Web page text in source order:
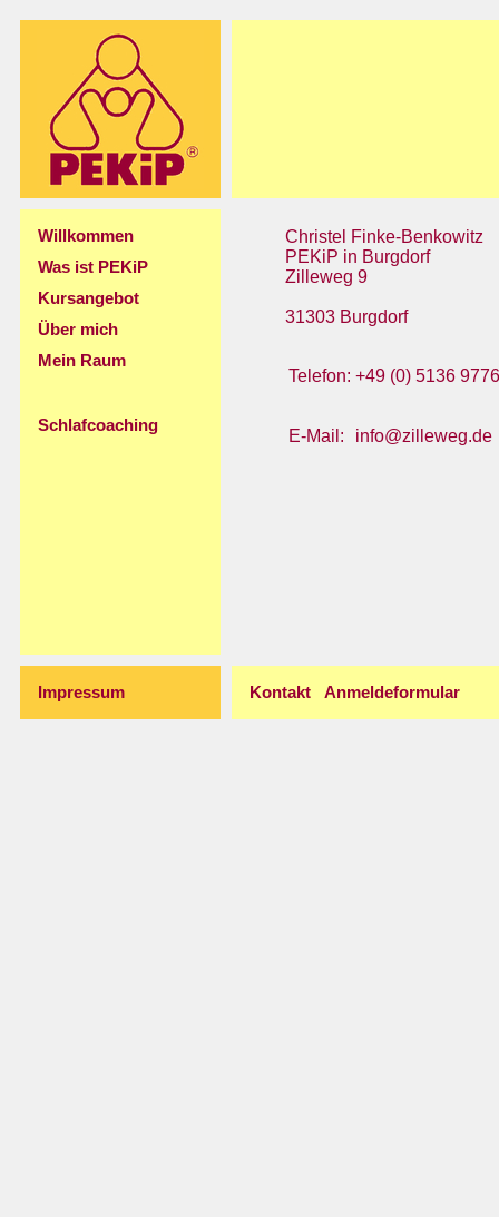
Willkommen
Was ist PEKiP
Kursangebot
Über mich
Mein Raum
Schlafcoaching
Christel Finke-Benkowitz
PEKiP in Burgdorf
Zilleweg 9
31303 Burgdorf
Telefon: +49 (0) 5136
E-Mail: info@zilleweg.de
Impressum Kontakt Anmeldeformular